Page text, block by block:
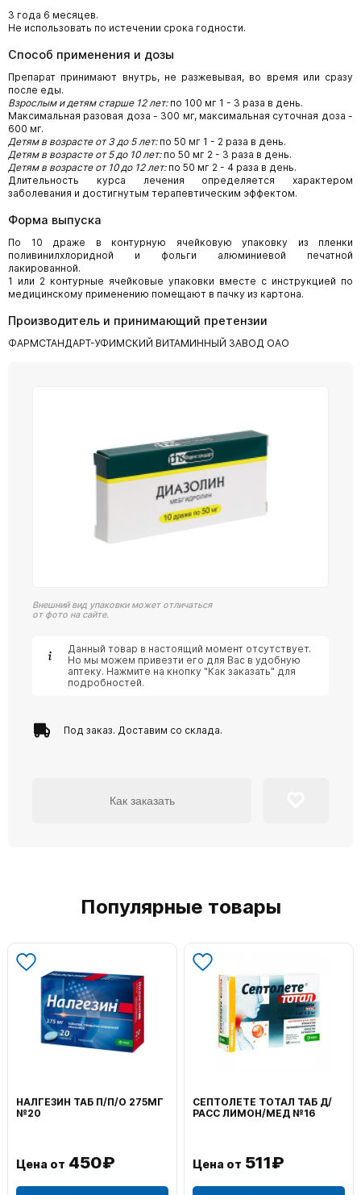
З года 6 месяцев.
Не использовать по истечении срока годности.
Способ применения и дозы
Препарат принимают внутрь, не разжевывая, во время или сразу
после еды.
Взрослым и детям старше 12 лет:по 100 мг 1 - 3 раза в день.
Максимальная разовая доза - 300 мг, максимальная суточная доза -
600 мг.
Детям в возрасте от 3 до 5 лет:по 50 мг 1 - 2 раза в день.
Детям в возрасте от 5 до 10 лет:по 50 мг 2 - 3 раза в день.
Детям в возрасте от 10 до 12 лет:по 50 мг 2 - 4 раза в день.
Длительность курса лечения определяется характером
заболевания и достигнутым терапевтическим эффектом.
Форма выпуска
По 10 драже в контурную ячейковую упаковку из пленки
поливинилхлоридной и фольги алюминиевой печатной
лакированной.
1 или 2 контурные ячейковые упаковки вместе с инструкцией по
медицинскому примене­нию помещают в пачку из картона.
Производитель и принимающий претензии
ФАРМСТАНДАРТ-УФИМСКИЙ ВИТАМИННЫЙ ЗАВОД ОАО
Внешний вид упаковки может отличаться
от фото на сайте.
Данный товар в настоящий момент отсутствует.
Но мы можем привезти его для Вас в удобную
аптеку. Нажмите на кнопку "Как заказать" для
подробностей.
Под заказ. Доставим со склада.
Как заказать
Популярные товары
НАЛГЕЗИН ТАБ П/П/О 275МГ
№20
Цена от 450₽
СЕПТОЛЕТЕ ТОТАЛ ТАБ Д/
РАСС ЛИМОН/МЕД №16
Цена от 511₽